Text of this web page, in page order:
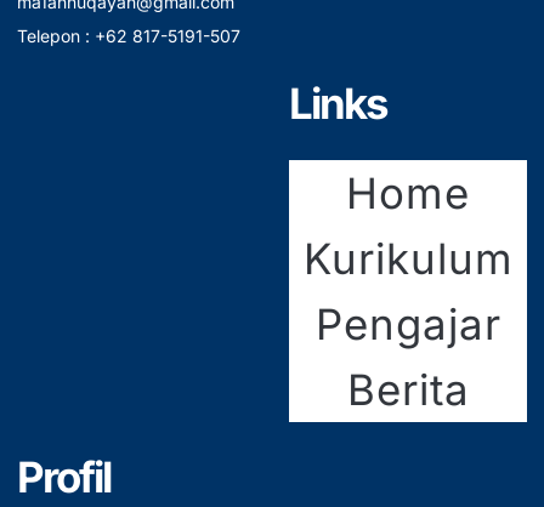
Telepon : +62 817-5191-507
Links
Home
Kurikulum
Pengajar
Berita
Profil